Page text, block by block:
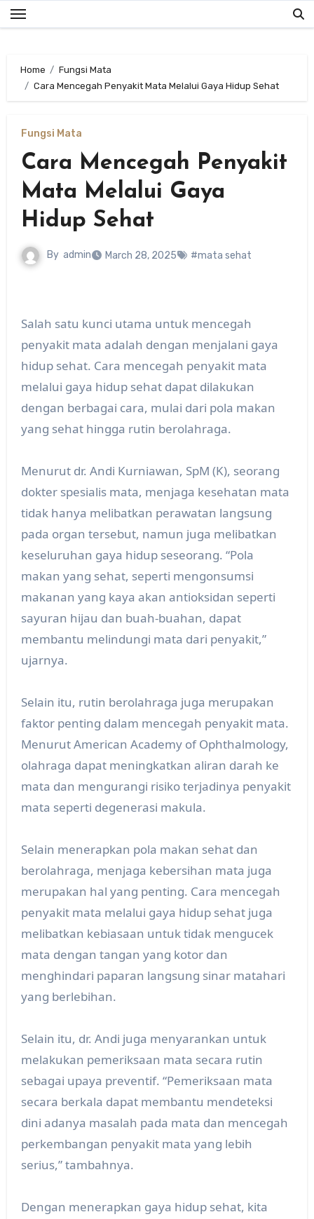
Skip
to
Home
Fungsi Mata
Cara Mencegah Penyakit Mata Melalui Gaya Hidup Sehat
Fungsi Mata
Cara Mencegah Penyakit
Mata Melalui Gaya
Hidup Sehat
By admin March 28, 2025 #mata sehat
Salah satu kunci utama untuk mencegah
penyakit mata adalah dengan menjalani gaya
hidup sehat. Cara mencegah penyakit mata
melalui gaya hidup sehat dapat dilakukan
dengan berbagai cara, mulai dari pola makan
yang sehat hingga rutin berolahraga.
Menurut dr. Andi Kurniawan, SpM (K), seorang
dokter spesialis mata, menjaga kesehatan mata
tidak hanya melibatkan perawatan langsung
pada organ tersebut, namun juga melibatkan
keseluruhan gaya hidup seseorang. “Pola
makan yang sehat, seperti mengonsumsi
makanan yang kaya akan antioksidan seperti
sayuran hijau dan buah-buahan, dapat
membantu melindungi mata dari penyakit,”
ujarnya.
Selain itu, rutin berolahraga juga merupakan
faktor penting dalam mencegah penyakit mata.
Menurut American Academy of Ophthalmology,
olahraga dapat meningkatkan aliran darah ke
mata dan mengurangi risiko terjadinya penyakit
mata seperti degenerasi makula.
Selain menerapkan pola makan sehat dan
berolahraga, menjaga kebersihan mata juga
merupakan hal yang penting. Cara mencegah
penyakit mata melalui gaya hidup sehat juga
melibatkan kebiasaan untuk tidak mengucek
mata dengan tangan yang kotor dan
menghindari paparan langsung sinar matahari
yang berlebihan.
Selain itu, dr. Andi juga menyarankan untuk
melakukan pemeriksaan mata secara rutin
sebagai upaya preventif. “Pemeriksaan mata
secara berkala dapat membantu mendeteksi
dini adanya masalah pada mata dan mencegah
perkembangan penyakit mata yang lebih
serius,” tambahnya.
Dengan menerapkan gaya hidup sehat, kita